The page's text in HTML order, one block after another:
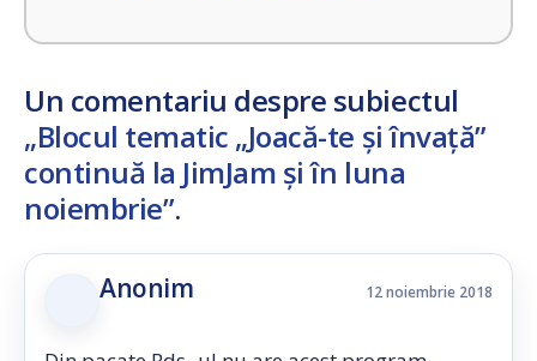
Un comentariu despre subiectul
„Blocul tematic „Joacă-te și învață”
continuă la JimJam și în luna
noiembrie”.
Anonim 12 noiembrie 2018